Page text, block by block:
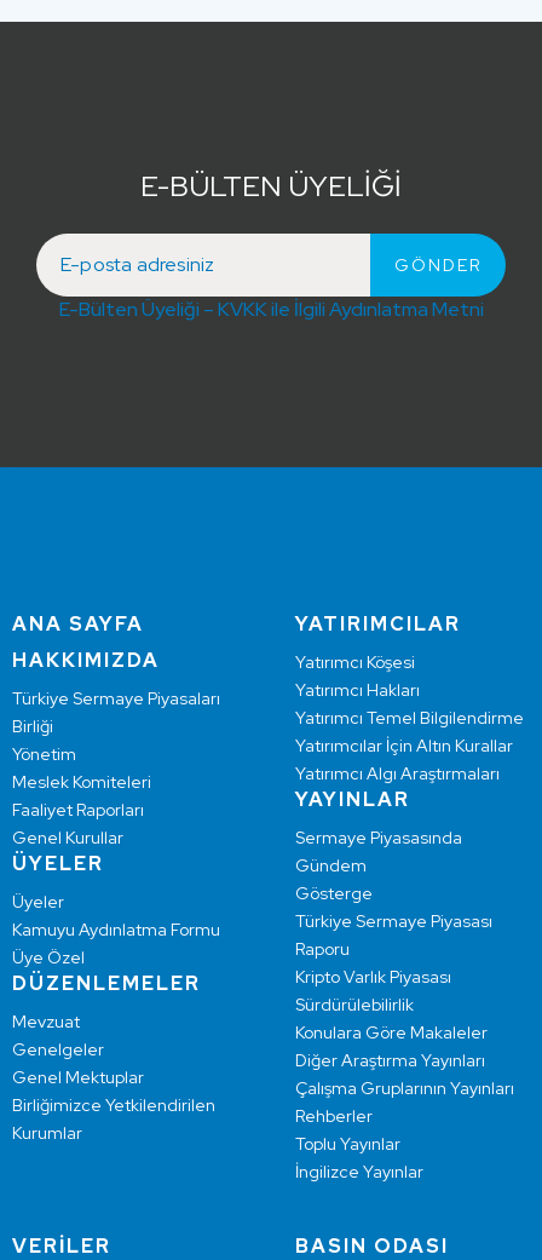
E-BÜLTEN ÜYELİĞİ
E-Bülten Üyeliği – KVKK ile İlgili Aydınlatma Metni
ANA SAYFA
HAKKIMIZDA
Türkiye Sermaye Piyasaları
Birliği
Yönetim
Meslek Komiteleri
Faaliyet Raporları
Genel Kurullar
ÜYELER
Üyeler
Kamuyu Aydınlatma Formu
Üye Özel
DÜZENLEMELER
Mevzuat
Genelgeler
Genel Mektuplar
Birliğimizce Yetkilendirilen
Kurumlar
YATIRIMCILAR
Yatırımcı Köşesi
Yatırımcı Hakları
Yatırımcı Temel Bilgilendirme
Yatırımcılar İçin Altın Kurallar
Yatırımcı Algı Araştırmaları
YAYINLAR
Sermaye Piyasasında
Gündem
Gösterge
Türkiye Sermaye Piyasası
Raporu
Kripto Varlık Piyasası
Sürdürülebilirlik
Konulara Göre Makaleler
Diğer Araştırma Yayınları
Çalışma Gruplarının Yayınları
Rehberler
Toplu Yayınlar
İngilizce Yayınlar
VERİLER BASIN ODASI